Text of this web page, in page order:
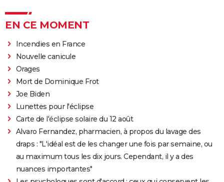
EN CE MOMENT
Incendies en France
Nouvelle canicule
Orages
Mort de Dominique Frot
Joe Biden
Lunettes pour l'éclipse
Carte de l'éclipse solaire du 12 août
Alvaro Fernandez, pharmacien, à propos du lavage des
draps : "L'idéal est de les changer une fois par semaine, ou
au maximum tous les dix jours. Cependant, il y a des
nuances importantes"